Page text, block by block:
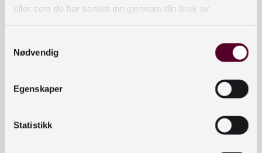
eller som de har samlet inn gjennom din bruk av
Nødvendig
Egenskaper
Statistikk
handler om å beskytte kulturarv mot angrep,
ansvaret, da konvensjonene er internasjonale
forpliktelser som forplanter seg til både regionalt
totalberedskapens ansvarsprinsipper for